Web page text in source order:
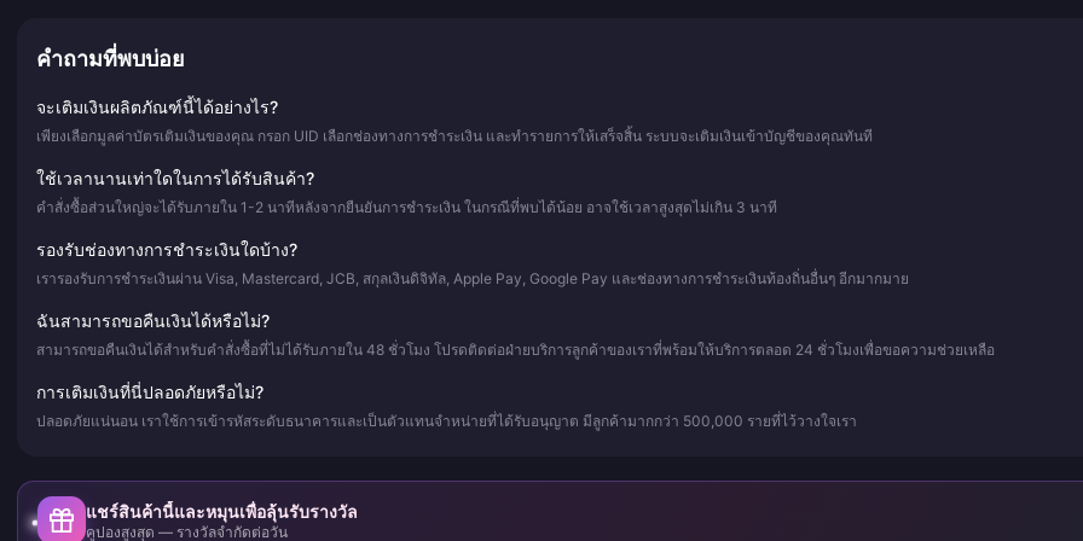
คำถามที่พบบ่อย
จะเติมเงินผลิตภัณฑ์นี้ได้อย่างไร?
เพียงเลือกมูลค่าบัตรเติมเงินของคุณ กรอก UID เลือกช่องทางการชำระเงิน และทำรายการให้เสร็จสิ้น ระบบจะเติมเงินเข้าบัญชีของคุณทันที
ใช้เวลานานเท่าใดในการได้รับสินค้า?
คำสั่งซื้อส่วนใหญ่จะได้รับภายใน 1-2 นาทีหลังจากยืนยันการชำระเงิน ในกรณีที่พบได้น้อย อาจใช้เวลาสูงสุดไม่เกิน 3 นาที
รองรับช่องทางการชำระเงินใดบ้าง?
เรารองรับการชำระเงินผ่าน Visa, Mastercard, JCB, สกุลเงินดิจิทัล, Apple Pay, Google Pay และช่องทางการชำระเงินท้องถิ่นอื่นๆ อีกมากมาย
ฉันสามารถขอคืนเงินได้หรือไม่?
สามารถขอคืนเงินได้สำหรับคำสั่งซื้อที่ไม่ได้รับภายใน 48 ชั่วโมง โปรดติดต่อฝ่ายบริการลูกค้าของเราที่พร้อมให้บริการตลอด 24 ชั่วโมงเพื่อขอความช่วยเหลือ
การเติมเงินที่นี่ปลอดภัยหรือไม่?
ปลอดภัยแน่นอน เราใช้การเข้ารหัสระดับธนาคารและเป็นตัวแทนจำหน่ายที่ได้รับอนุญาต มีลูกค้ามากกว่า 500,000 รายที่ไว้วางใจเรา
แชร์สินค้านี้และหมุนเพื่อลุ้นรับรางวัล
คูปองสูงสุด — รางวัลจำกัดต่อวัน